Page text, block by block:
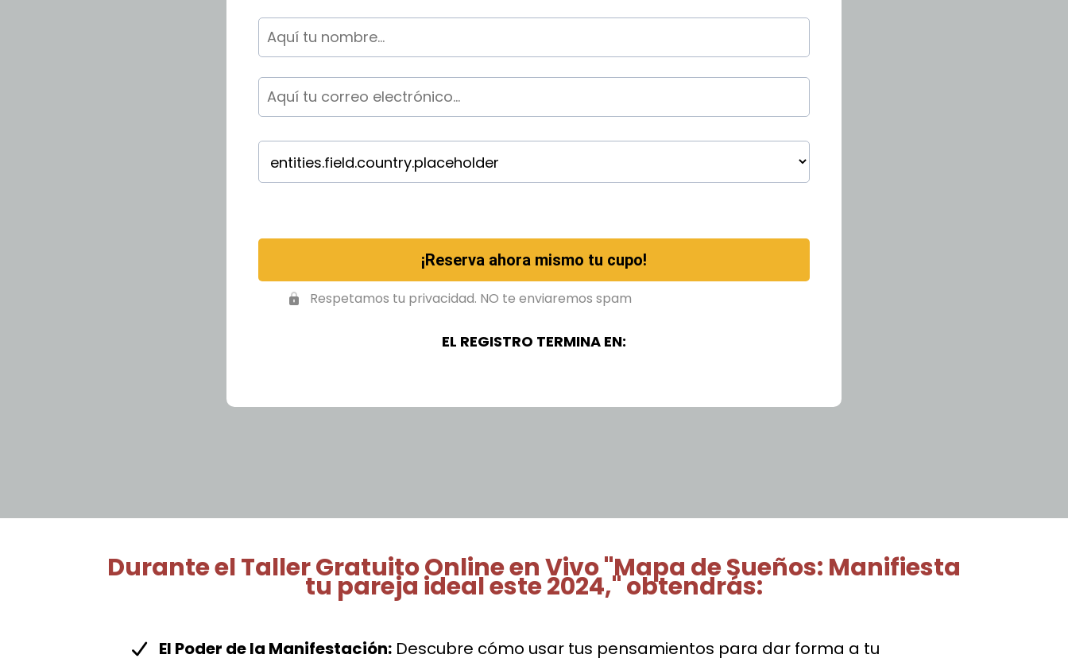
¡Reserva ahora mismo tu cupo!
Respetamos tu privacidad. NO te enviaremos spam
EL REGISTRO TERMINA EN:
Durante el Taller Gratuito Online en Vivo "Mapa de Sueños: Manifiesta
tu pareja ideal este 2024," obtendrás:
El Poder de la Manifestación:Descubre cómo usar tus pensamientos para dar forma a tu